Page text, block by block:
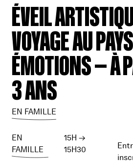
ÉVEIL
VOYAGE AU
ÉMOTIONS — À
3 ANS
EN FAMILLE
EN
FAMILLE
15H →
15H30